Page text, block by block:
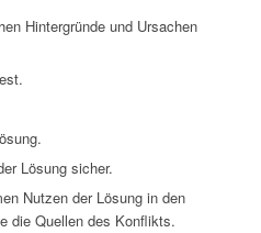
Hintergründe und Ursachen
Lösung sicher.
Nutzen der Lösung in den
die Quellen des Konflikts.